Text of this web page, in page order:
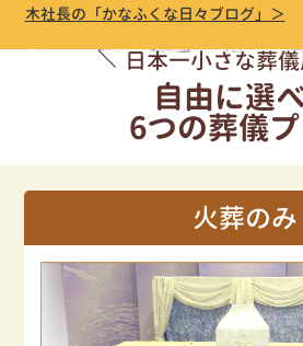
木社長の「かなふくな日々ブログ」＞
日本一小さな葬
自由に選
6つの葬儀
火葬のみ